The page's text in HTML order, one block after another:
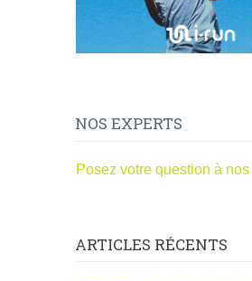
NOS EXPERTS
Posez votre question à
ARTICLES RÉCENTS